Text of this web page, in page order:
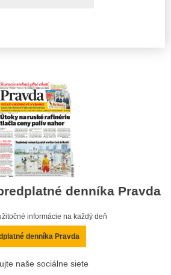
denníka Pravda
informácie na každý deň
denníka Pravda
naše sociálne siete